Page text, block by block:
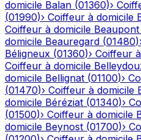
domicile Balan (01360)›
(01990)› Coiffeur à domicile
Coiffeur à domicile Beaupont
domicile Beauregard (01480)
Béligneux (01360)› Coiffeur
Coiffeur à domicile
domicile Bellignat (01100)›
(01470)› Coiffeur à domicile
domicile Béréziat (01340)›
(01500)› Coiffeur à domicile
domicile Beynost (01700)›